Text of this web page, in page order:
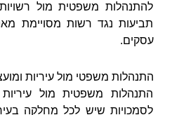
להתנהלות משפטית מול רשויות
תביעות נגד רשות מסויימת
עסקים.
התנהלות משפטי מול עיריות
התנהלות משפטית מול
לסמכויות שיש לכל מחלקה